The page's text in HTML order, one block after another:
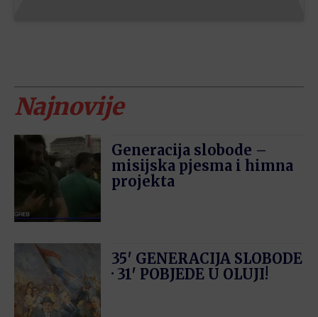
Najnovije
Generacija slobode –
misijska pjesma i himna
projekta
35′ GENERACIJA SLOBODE
· 31′ POBJEDE U OLUJI!